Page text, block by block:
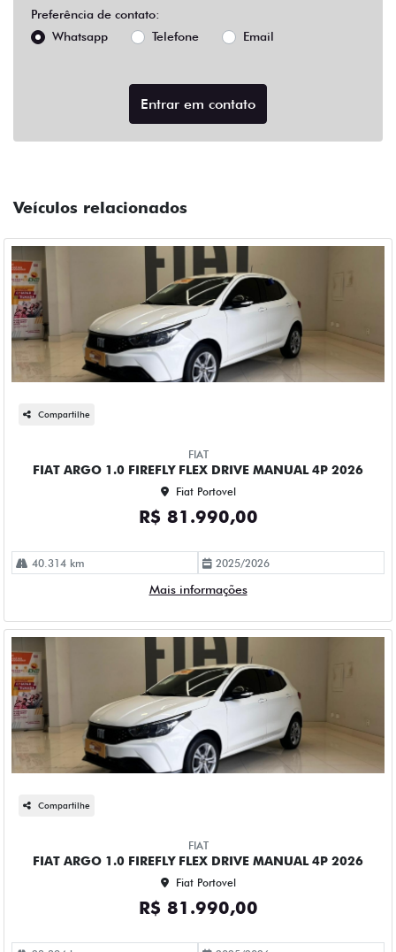
Preferência de contato:
Whatsapp
Telefone Email
Entrar em contato
Veículos relacionados
Compartilhe
FIAT
FIAT ARGO 1.0 FIREFLY FLEX DRIVE MANUAL 4P 2026
Fiat Portovel
R$ 81.990,00
40.314 km 2025/2026
Mais informações
Compartilhe
FIAT
FIAT ARGO 1.0 FIREFLY FLEX DRIVE MANUAL 4P 2026
Fiat Portovel
R$ 81.990,00